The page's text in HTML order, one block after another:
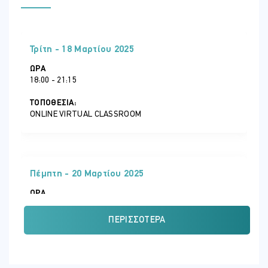
Windows Servers and workloads in a hybrid environment; manage
virtual machines and containers; implement and manage an on-
premises and hybrid networking infrastructure; and manage
storage and file services.
Deploy and manage AD DS in on-premises and cloud
Manage virtual machines and containers (15–20%)
Τρίτη - 18 Μαρτίου 2025
ΏΡΑ
18:00 - 21:15
ΤΟΠΟΘΕΣΊΑ:
ONLINE VIRTUAL CLASSROOM
Πέμπτη - 20 Μαρτίου 2025
ΏΡΑ
18:00 - 21:15
ΠΕΡΙΣΣΌΤΕΡΑ